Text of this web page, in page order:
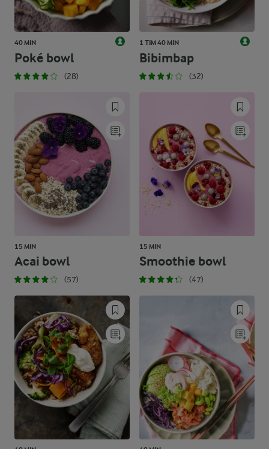
40 MIN
Poké bowl
(28)
1 TIM 40 MIN
Bibimbap
(32)
15 MIN
Acai bowl
(57)
15 MIN
Smoothie bowl
(47)